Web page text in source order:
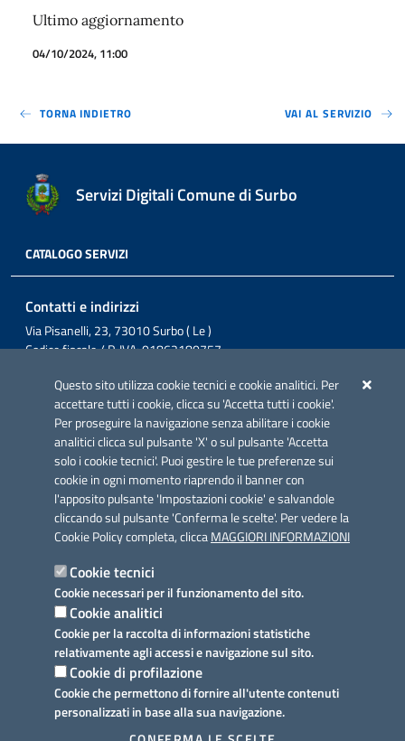
Questo sito utilizza cookie tecnici e cookie analitici. Per
accettare tutti i cookie, clicca su 'Accetta tutti i cookie'.
Per proseguire la navigazione senza abilitare i cookie
analitici clicca sul pulsante 'X' o sul pulsante 'Accetta
solo i cookie tecnici'. Puoi gestire le tue preferenze sui
cookie in ogni momento riaprendo il banner con
l'apposito pulsante 'Impostazioni cookie' e salvandole
cliccando sul pulsante 'Conferma le scelte'. Per vedere la
Cookie Policy completa, cliccaMAGGIORI INFORMAZIONI
Cookie tecnici
Cookie necessari per il funzionamento del sito.
Cookie analitici
Cookie per la raccolta di informazioni statistiche
relativamente agli accessi e navigazione sul sito.
Cookie di profilazione
Cookie che permettono di fornire all'utente contenuti
personalizzati in base alla sua navigazione.
Ultimo aggiornamento
04/10/2024, 11:00
TORNA INDIETRO VAI AL SERVIZIO
Servizi Digitali Comune di Surbo
CATALOGO SERVIZI
Contatti e indirizzi
Via Pisanelli, 23, 73010 Surbo ( Le )
Codice fiscale / P. IVA: 01862180757
Fax: 0832 360821
Email: comunesurbo@pec.it
Posta Elettronica Certificata: comunesurbo@pec.it
Iniziativa finanziata con risorse del POC Puglia 2014-2020. Asse II.
Azione 2.3.
Link utili
Informativa privacy
Cookie policy
Dichiarazione di accessibilità